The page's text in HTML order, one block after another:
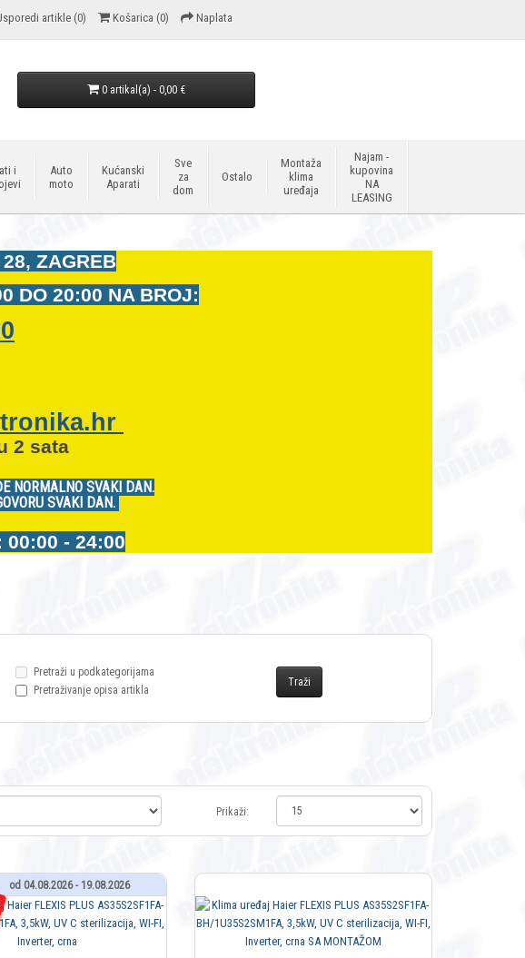
artikle (0) Košarica (0) Naplata
0 artikal(a) - 0,00 €
i
Auto
moto
Kućanski
Aparati
Sve
za
dom
Ostalo
Montaža
klima
uređaja
Najam -
kupovina
NA
LEASING
ZAGREB
DO 20:00 NA BROJ:
2 sata
NORMALNO SVAKI DAN.
SVAKI DAN.
- 24:00
Pretraži u podkategorijama
Pretraživanje opisa artikla
Prikaži:
od 04.08.2026 - 19.08.2026